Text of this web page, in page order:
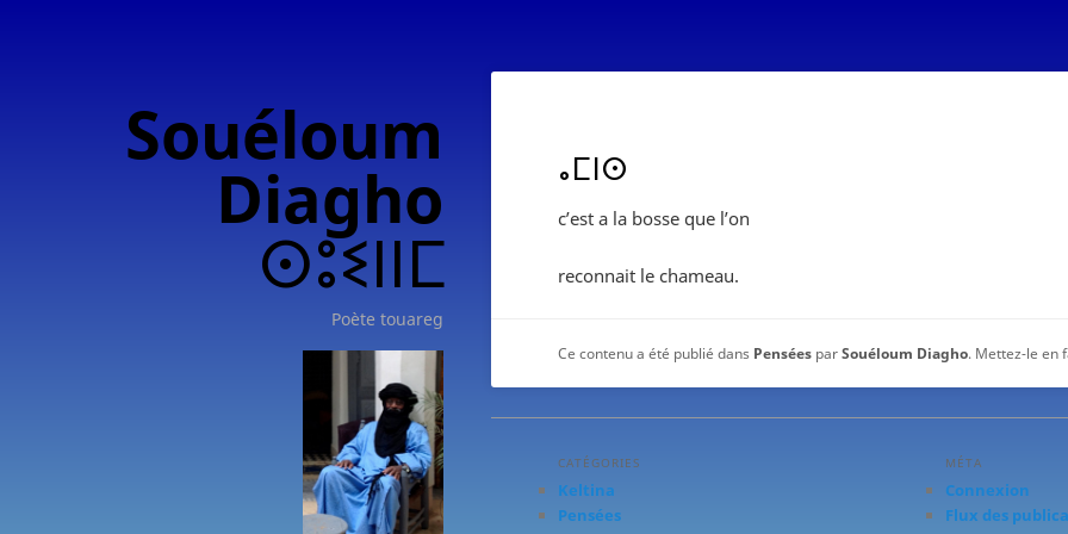
Souéloum
Diagho
ⵙⵓⵉⵏⵏⵎ
Poète touareg
ⴰⵎⵏⵙ
c’est a la bosse que l’on
reconnait le chameau.
Ce contenu a été publié dans Pensées parSouéloum Diagho. Mettez-le en
CATÉGORIES
Keltina
Pensées
MÉTA
Connexion
Flux des